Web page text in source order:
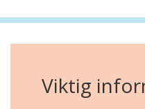
Viktig